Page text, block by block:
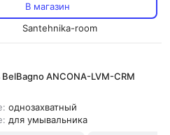
В магазин
Santehnika-room
ANCONA-LVM-CRM
однозахватный
для умывальника